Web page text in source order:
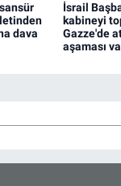
dava
İsrail
kabineyi
Gazze'de
aşaması